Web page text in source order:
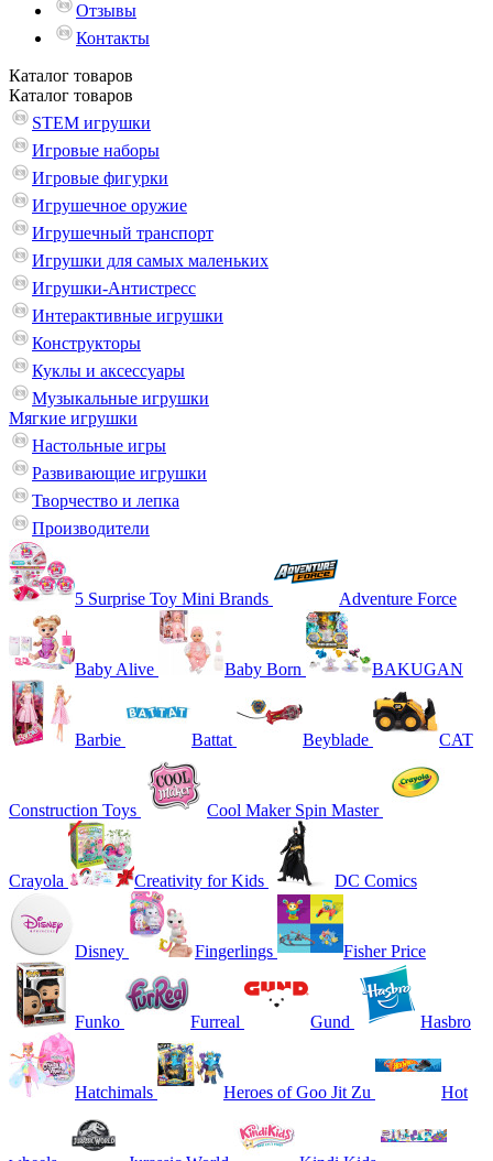
Отзывы
Контакты
Каталог товаров
Каталог товаров
STEM игрушки
Игровые наборы
Игровые фигурки
Игрушечное оружие
Игрушечный транспорт
Игрушки для самых маленьких
Игрушки-Антистресс
Интерактивные игрушки
Конструкторы
Куклы и аксессуары
Музыкальные игрушки
Мягкие игрушки
Настольные игры
Развивающие игрушки
Творчество и лепка
Производители
5 Surprise Toy Mini Brands Adventure Force
Baby Alive Baby Born BAKUGAN
Barbie Battat Beyblade CAT
Construction Toys Cool Maker Spin Master
Crayola Creativity for Kids DC Comics
Disney Fingerlings Fisher Price
Funko Furreal Gund Hasbro
Hatchimals Heroes of Goo Jit Zu Hot